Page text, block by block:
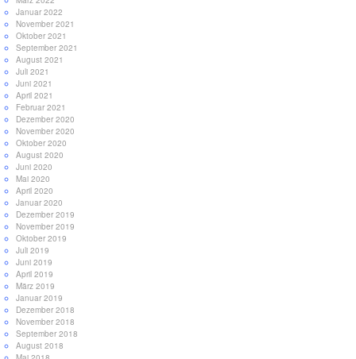
Januar 2022
November 2021
Oktober 2021
September 2021
August 2021
Juli 2021
Juni 2021
April 2021
Februar 2021
Dezember 2020
November 2020
Oktober 2020
August 2020
Juni 2020
Mai 2020
April 2020
Januar 2020
Dezember 2019
November 2019
Oktober 2019
Juli 2019
Juni 2019
April 2019
März 2019
Januar 2019
Dezember 2018
November 2018
September 2018
August 2018